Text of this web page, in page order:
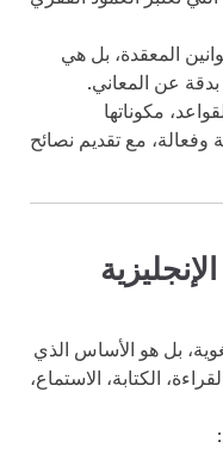
المعقدة، بل هي
بدقة عن المعاني.
مكوناتها
وفعالة، مع تقديم نصائح
بل هو الأساس الذي
الكتابة، الاستماع،